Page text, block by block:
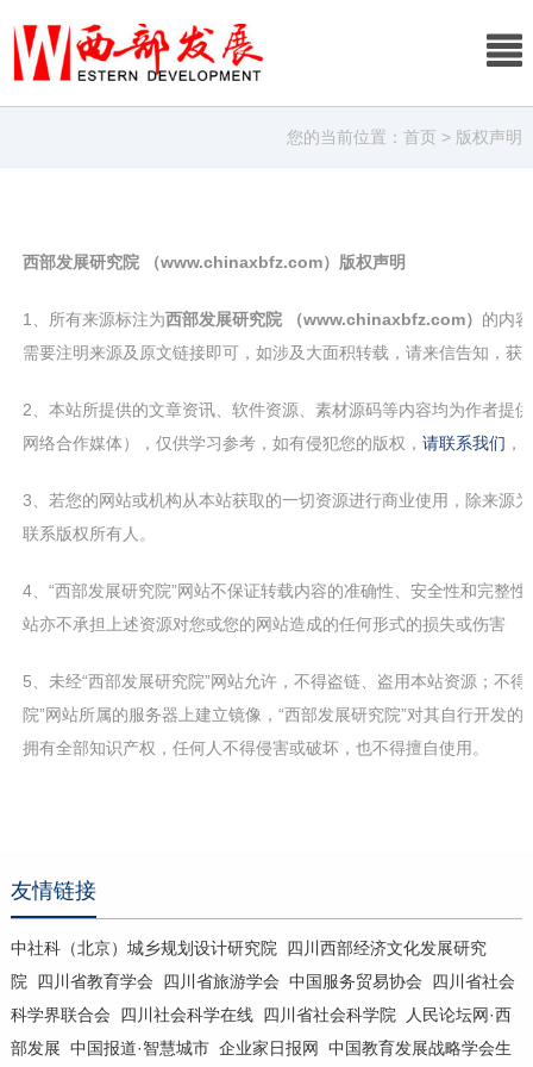
您的当前位置：首页 > 版权声明
西部发展研究院 （www.chinaxbfz.com）版权声明
1、所有来源标注为西部发展研究院 （www.chinaxbfz.com） 的内
需要注明来源及原文链接即可，如涉及大面积转载，请来信告知，获
2、本站所提供的文章资讯、软件资源、素材源码等内容均为作者提
网络合作媒体），仅供学习参考，如有侵犯您的版权， 请联系我们 ，
3、若您的网站或机构从本站获取的一切资源进行商业使用，除来源
联系版权所有人。
4、“西部发展研究院”网站不保证转载内容的准确性、安全性和完整
站亦不承担上述资源对您或您的网站造成的任何形式的损失或伤害
5、未经“西部发展研究院”网站允许，不得盗链、盗用本站资源；不
院”网站所属的服务器上建立镜像， “西部发展研究院”对其自行开发的
拥有全部知识产权，任何人不得侵害或破坏，也不得擅自使用。
友情链接
中社科（北京）城乡规划设计研究院
四川西部经济文化发展研究
院
四川省教育学会 四川省旅游学会 中国服务贸易协会
四川省社会
科学界联合会
四川社会科学在线 四川省社会科学院
人民论坛网·西
部发展 中国报道·智慧城市 企业家日报网 中国教育发展战略学会生